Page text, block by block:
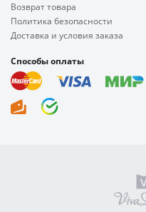
Возврат товара
Политика безопасности
Доставка и условия заказа
Способы оплаты